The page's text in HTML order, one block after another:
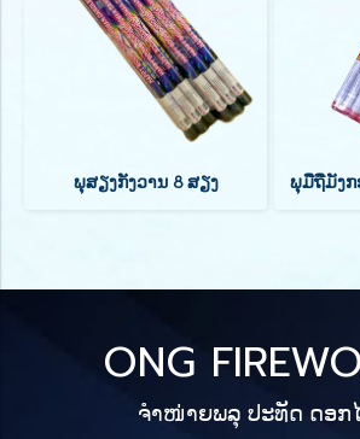
ພຸສຽງກັງວານ 8 ສຽງ ພຸມືຖືມັງກ
ONG
ຈຳໜ່າຍພລຸ ປະທັດ ດອກ